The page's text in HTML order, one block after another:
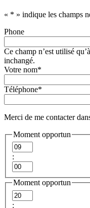
« * » indique les champs
Phone
Ce champ n’est utilisé
inchangé.
Votre nom*
Téléphone*
Merci de me contacter
Moment opportun
Heures
:
Minutes
Moment opportun
Heures
: